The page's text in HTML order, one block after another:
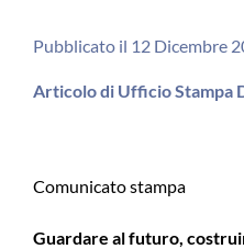
Contattaci
Pubblicato il 12 Dicembre
Articolo di Ufficio Stampa
Comunicato stampa
Guardare al futuro,